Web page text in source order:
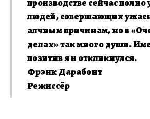
производстве сейчас
людей, совершающих
алчным причинам, но в
делах» так много души.
позитив я и откликнулся.
Фрэнк Дарабонт
Режиссёр